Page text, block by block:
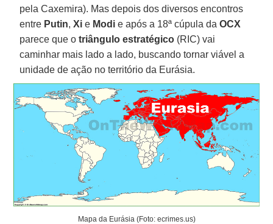
pela Caxemira). Mas depois dos diversos encontros
entre Putin,Xi e Modi e após a 18ª cúpula daOCX
parece que otriângulo estratégico (RIC) vai
caminhar mais lado a lado, buscando tornar viável a
unidade de ação no território da Eurásia.
Mapa da Eurásia (Foto: ecrimes.us)